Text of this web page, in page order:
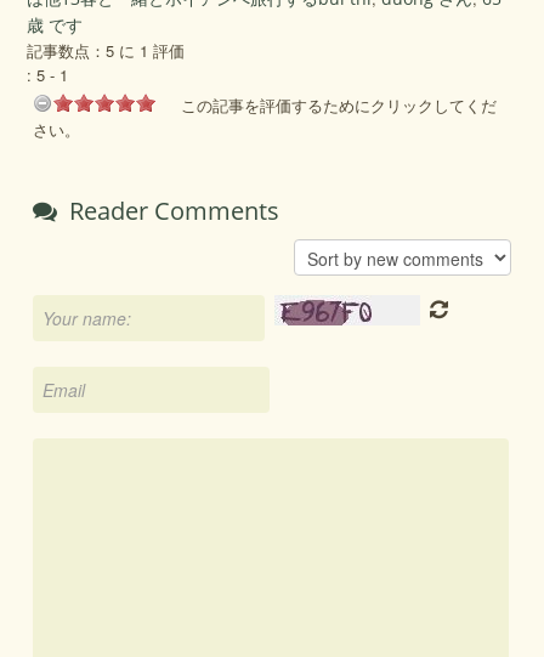
歳 です
記事数点：5 に 1 評価
:5 - 1
この記事を評価するためにクリックしてくだ
さい。
Reader Comments